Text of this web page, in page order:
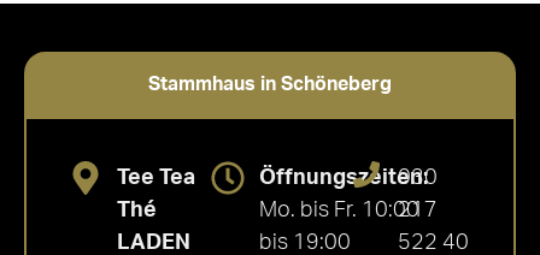
Stammhaus in Schöneberg
Tee Tea
Thé
LADEN
Öffnungszeiten:
Mo. bis Fr. 10:00
bis 19:00
030
217
522 40